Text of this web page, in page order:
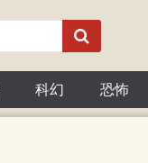
科幻 恐怖